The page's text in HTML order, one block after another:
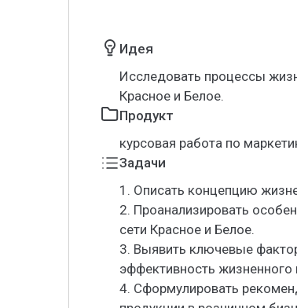
Идея
Исследовать процессы
Красное и Белое.
Продукт
курсовая работа по
Задачи
1. Описать концепцию
2. Проанализировать
сети Красное и Белое.
3. Выявить ключевые
эффективность жизненного
4. Сформулировать